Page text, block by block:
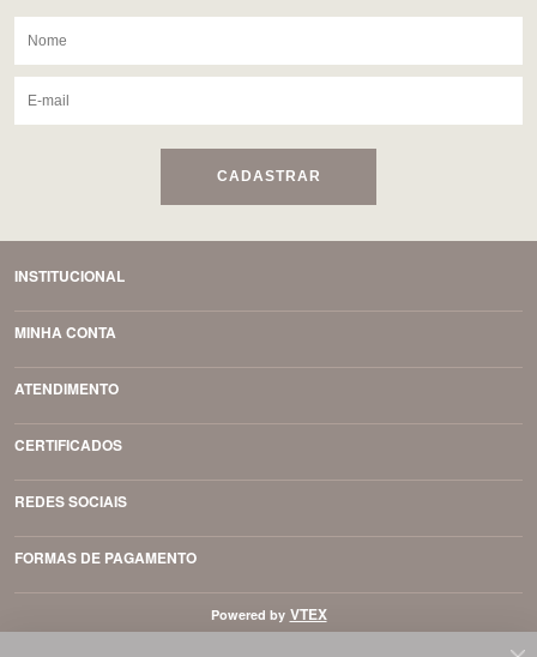
CADASTRAR
INSTITUCIONAL
MINHA CONTA
ATENDIMENTO
CERTIFICADOS
REDES SOCIAIS
FORMAS DE PAGAMENTO
Powered by VTEX